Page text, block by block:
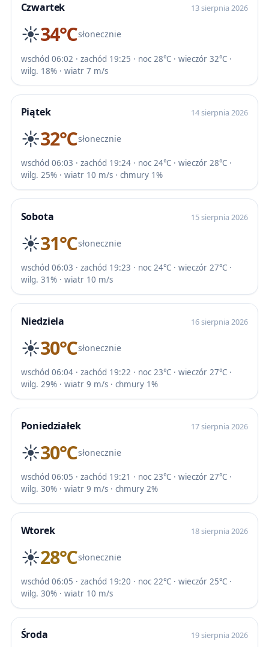
Czwartek 13 sierpnia 2026
☀️34℃słonecznie
wschód 06:02 · zachód 19:25 · noc 28℃ · wieczór 32℃ ·
wilg. 18% · wiatr 7 m/s
Piątek 14 sierpnia 2026
☀️32℃słonecznie
wschód 06:03 · zachód 19:24 · noc 24℃ · wieczór 28℃ ·
wilg. 25% · wiatr 10 m/s · chmury 1%
Sobota 15 sierpnia 2026
☀️31℃słonecznie
wschód 06:03 · zachód 19:23 · noc 24℃ · wieczór 27℃ ·
wilg. 31% · wiatr 10 m/s
Niedziela 16 sierpnia 2026
☀️30℃słonecznie
wschód 06:04 · zachód 19:22 · noc 23℃ · wieczór 27℃ ·
wilg. 29% · wiatr 9 m/s · chmury 1%
Poniedziałek 17 sierpnia 2026
☀️30℃słonecznie
wschód 06:05 · zachód 19:21 · noc 23℃ · wieczór 27℃ ·
wilg. 30% · wiatr 9 m/s · chmury 2%
Wtorek 18 sierpnia 2026
☀️28℃słonecznie
wschód 06:05 · zachód 19:20 · noc 22℃ · wieczór 25℃ ·
wilg. 30% · wiatr 10 m/s
Środa 19 sierpnia 2026